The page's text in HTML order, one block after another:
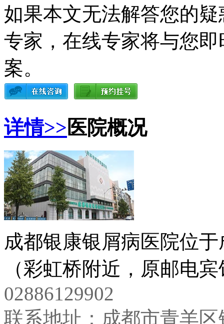
如果本文无法解答您的
专家，在线专家将与您
案。
详情>> 医院概况
成都银康银屑病医院位
（彩虹桥附近，原邮电
02886129902
联系地址：成都市青羊